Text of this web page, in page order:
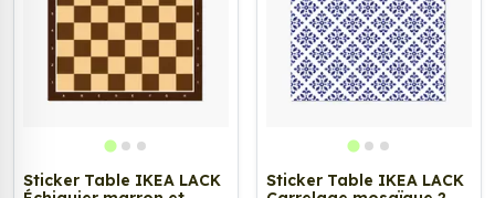
Sticker Table IKEA LACK
Sticker Table IKEA LACK